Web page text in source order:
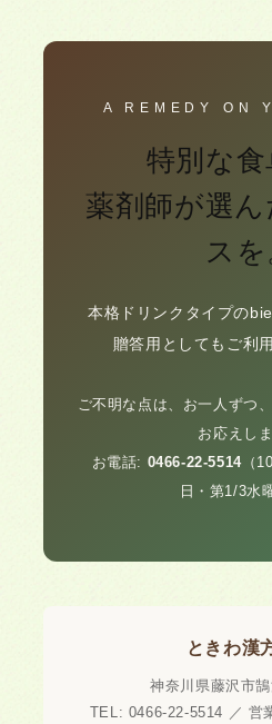
A REMEDY ON
特別な食
薬剤師が選
スを
本格ドリンクタイプの
贈答用としてもご利
ご不明な点は、お一人ずつ
お応えしま
お電話: 0466-22-5514（
日・第1/3水
ときわ漢
神奈川県藤沢市
TEL: 0466-22-5514 ／ 営